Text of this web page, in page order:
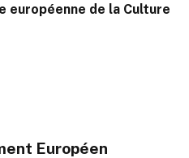
européenne de la Culture
Européen